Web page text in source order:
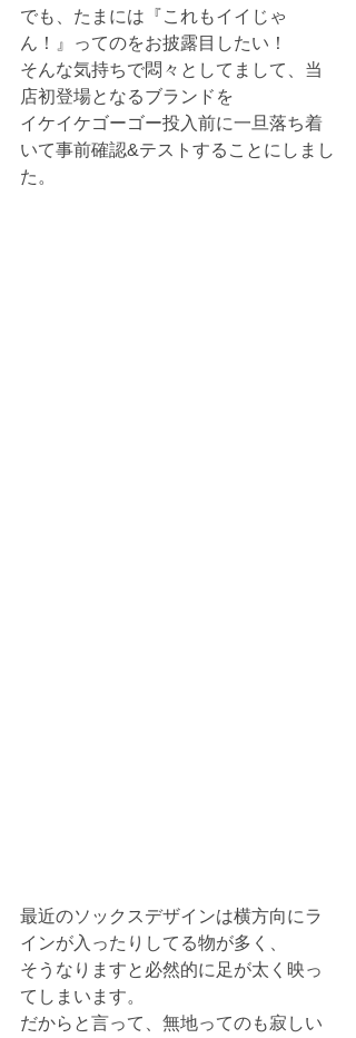
でも、たまには『これもイイじゃ
ん！』ってのをお披露目したい！
そんな気持ちで悶々としてまして、当
店初登場となるブランドを
イケイケゴーゴー投入前に一旦落ち着
いて事前確認&テストすることにしまし
た。
最近のソックスデザインは横方向にラ
インが入ったりしてる物が多く、
そうなりますと必然的に足が太く映っ
てしまいます。
だからと言って、無地ってのも寂しい